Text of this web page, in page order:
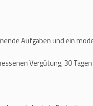
Aufgaben und ein
Vergütung, 30